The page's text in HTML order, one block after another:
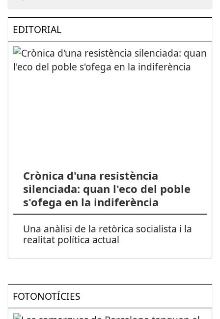
EDITORIAL
Crònica d'una resistència
silenciada: quan l'eco del poble
s'ofega en la indiferència
Una anàlisi de la retòrica socialista i la
realitat política actual
FOTONOTÍCIES